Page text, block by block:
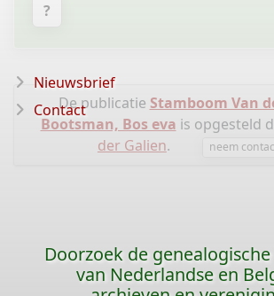
?
De publicatie Stamboom Van
Bootsman, Bos eva is opgesteld
der Galien. neem
Nieuwsbrief
Contact
Doorzoek de
van Nederlandse en